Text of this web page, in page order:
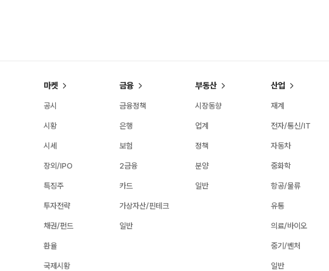
마켓
공시
시황
시세
장외/IPO
특징주
투자전략
채권/펀드
환율
국제시황
금융
금융정책
은행
보험
2금융
카드
가상자산/핀테크
일반
부동산
시장동향
업계
정책
분양
일반
산업
재계
전자/통신/IT
자동차
중화학
항공/물류
유통
의료/바이오
중기/벤처
일반